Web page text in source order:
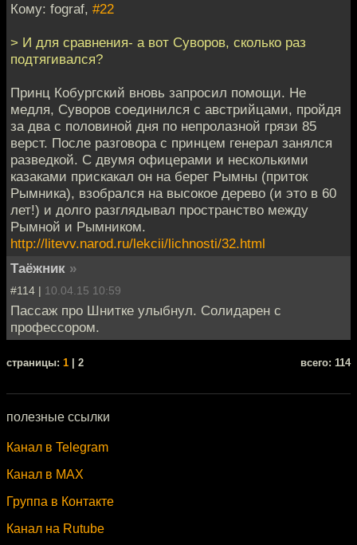
Кому: fograf, #22
> И для сравнения- а вот Суворов, сколько раз
подтягивался?
Принц Кобургский вновь запросил помощи. Не
медля, Суворов соединился с австрийцами, пройдя
за два с половиной дня по непролазной грязи 85
верст. После разговора с принцем генерал занялся
разведкой. С двумя офицерами и несколькими
казаками прискакал он на берег Рымны (приток
Рымника), взобрался на высокое дерево (и это в 60
лет!) и долго разглядывал пространство между
Рымной и Рымником.
http://litevv.narod.ru/lekcii/lichnosti/32.html
Таёжник »
#114 | 10.04.15 10:59
Пассаж про Шнитке улыбнул. Солидарен с
профессором.
cтраницы: 1 | 2 всего: 114
полезные ссылки
Канал в Telegram
Канал в MAX
Группа в Контакте
Канал на Rutube